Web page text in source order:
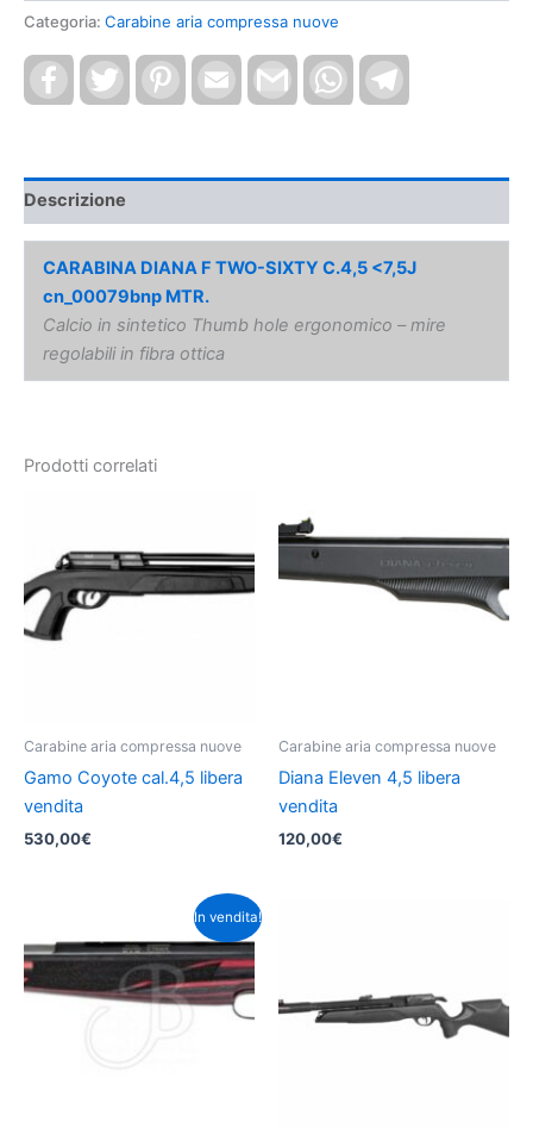
Categoria: Carabine aria compressa nuove
FacebookTwitter PinterestEmail Gmail WhatsApp
Descrizione
CARABINA DIANA F TWO-SIXTY C.4,5 <7,5J
cn_00079bnp MTR.
Calcio in sintetico Thumb hole ergonomico – mire
regolabili in fibra ottica
Prodotti correlati
Carabine aria compressa nuove
Gamo Coyote cal.4,5 libera
vendita
530,00€
Carabine aria compressa nuove
Diana Eleven 4,5 libera
vendita
120,00€
In vendita!